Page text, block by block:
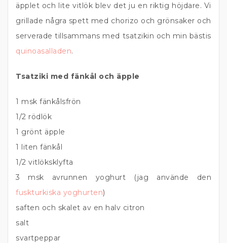
äpplet och lite vitlök blev det ju en riktig höjdare. Vi
grillade några spett med chorizo och grönsaker och
serverade tillsammans med tsatzikin och min bästis
quinoasalladen.
Tsatziki med fänkål och äpple
1 msk fänkålsfrön
1/2 rödlök
1 grönt äpple
1 liten fänkål
1/2 vitlöksklyfta
3 msk avrunnen yoghurt (jag använde den
fuskturkiska yoghurten)
saften och skalet av en halv citron
salt
svartpeppar